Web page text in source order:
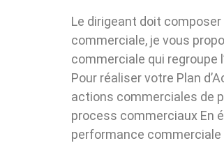
Le dirigeant doit
commerciale, je vous
commerciale qui regroupe
Pour réaliser votre Plan
actions commerciales de
process commerciaux En
performance